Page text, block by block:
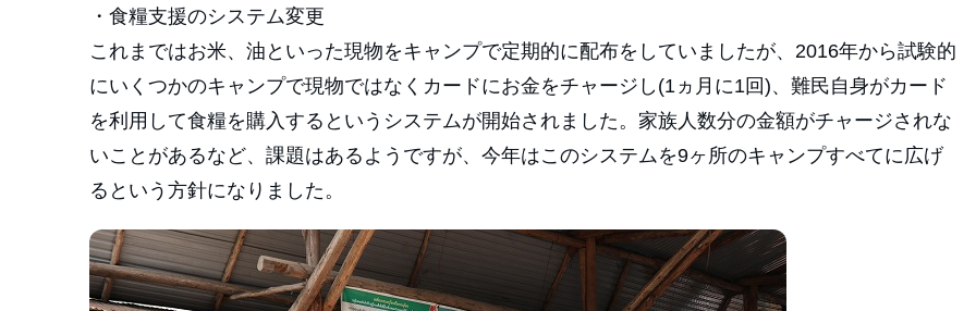
・食糧支援のシステム変更
これまではお米、油といった現物をキャンプで定期的に配布をしていましたが、2016年から試験的
にいくつかのキャンプで現物ではなくカードにお金をチャージし(1ヵ月に1回)、難民自身がカード
を利用して食糧を購入するというシステムが開始されました。家族人数分の金額がチャージされな
いことがあるなど、課題はあるようですが、今年はこのシステムを9ヶ所のキャンプすべてに広げ
るという方針になりました。